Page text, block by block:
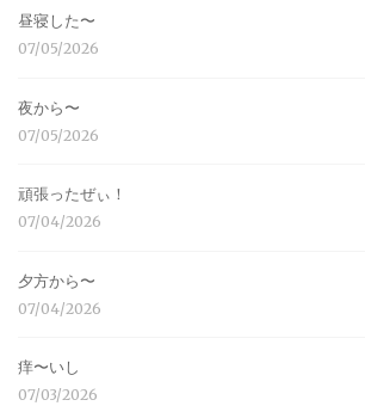
昼寝した〜
07/05/2026
夜から〜
07/05/2026
頑張ったぜぃ！
07/04/2026
夕方から〜
07/04/2026
痒〜いし
07/03/2026